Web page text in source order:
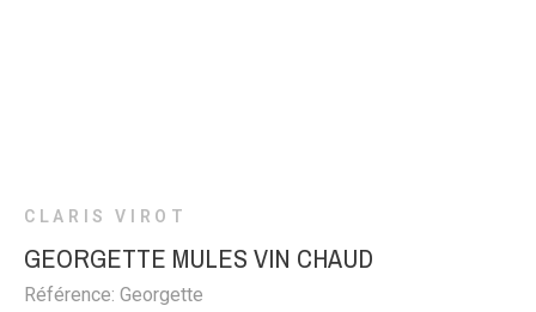
CLARIS VIROT
GEORGETTE MULES VIN CHAUD
Référence: Georgette